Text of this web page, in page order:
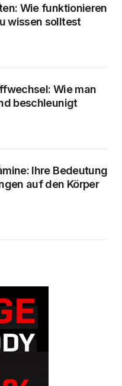
Wie funktionieren
wissen solltest
Wie man
beschleunigt
Ihre Bedeutung
auf den Körper